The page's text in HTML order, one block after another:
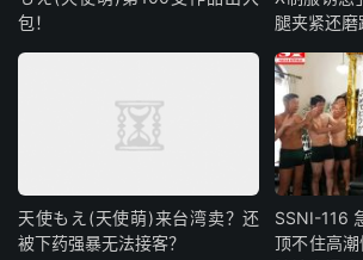
包！
腿夹紧还
天使もえ(天使萌)来台湾卖？还
被下药强暴无法接客？
SSNI-116
顶不住高